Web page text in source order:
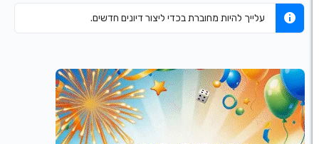
עלייך להיות מחוברת בכדי ליצור דיונים חדשים.